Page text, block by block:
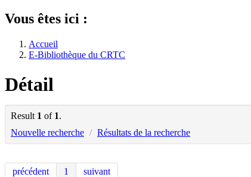
Vous êtes ici :
Accueil
E-Bibliothèque du CRTC
Détail
Result 1 of 1.
Nouvelle recherche / Résultats de la recherche
précédent 1 suivant